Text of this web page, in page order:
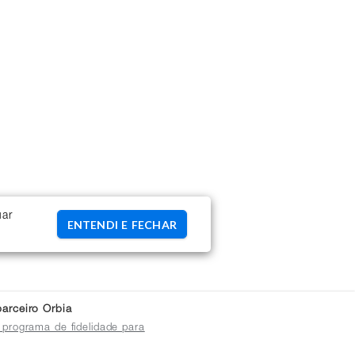
ENTENDI E FECHAR
Orbia
programa de fidelidade para